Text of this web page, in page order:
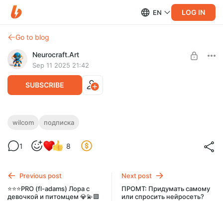
EN LOG IN
Go to blog
Neurocraft.Art
Sep 11 2025 21:42
SUBSCRIBE
Запись эфира: Устраняем протяжки в
Ловите два ролика: Как устранять протяжки и как их не
НЕЙРО-КРАФТЕР
wilcom подписка
1 8
Previous post
⭐⭐⭐PRO (fl-adams) Лора с
девочкой и питомцем 💎💫🟪
Next post
ПРОМТ: Придумать самому
или спросить нейросеть?